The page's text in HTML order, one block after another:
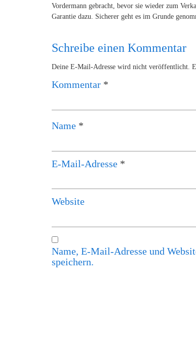
Vordermann gebracht, bevor sie wieder zum
Garantie dazu. Sicherer geht es im Grunde
Schreibe einen Kommentar
Deine E-Mail-Adresse wird nicht veröffentlicht.
Kommentar *
Name *
E-Mail-Adresse *
Website
Name, E-Mail-Adresse und
speichern.